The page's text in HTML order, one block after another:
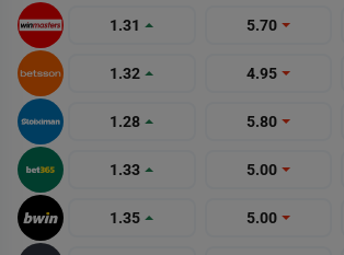
1.31 5.70
1.32 4.95
1.28 5.80
1.33 5.00
1.35 5.00